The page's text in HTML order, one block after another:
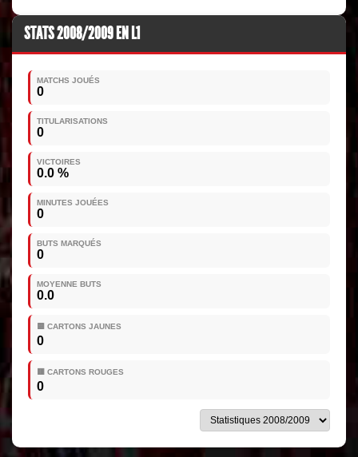
STATS 2008/2009 EN L1
MATCHS JOUÉS
0
TITULARISATIONS
0
VICTOIRES
0.0 %
MINUTES JOUÉES
0
BUTS MARQUÉS
0
MOYENNE BUTS
0.0
🟨 CARTONS JAUNES
0
🟥 CARTONS ROUGES
0